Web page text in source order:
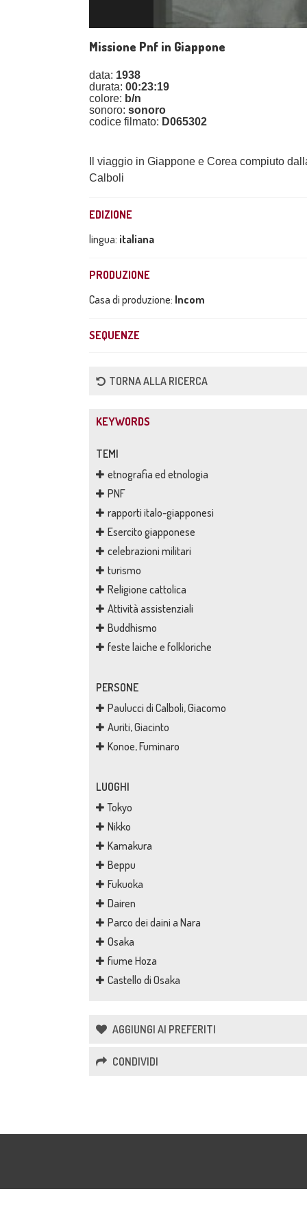
Missione Pnf in Giappone
data: 1938
durata: 00:23:19
colore: b/n
sonoro: sonoro
codice filmato: D065302
Il viaggio in Giappone e Corea compiuto
Calboli
EDIZIONE
lingua: italiana
PRODUZIONE
Casa di produzione: Incom
SEQUENZE
TORNA ALLA RICERCA
KEYWORDS
TEMI
etnografia ed etnologia
PNF
rapporti italo-giapponesi
Esercito giapponese
celebrazioni militari
turismo
Religione cattolica
Attività assistenziali
Buddhismo
feste laiche e folkloriche
PERSONE
Paulucci di Calboli, Giacomo
Auriti, Giacinto
Konoe, Fuminaro
LUOGHI
Tokyo
Nikko
Kamakura
Beppu
Fukuoka
Dairen
Parco dei daini a Nara
Osaka
fiume Hoza
Castello di Osaka
AGGIUNGI AI PREFERITI
CONDIVIDI